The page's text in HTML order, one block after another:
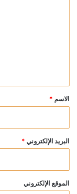
*
الاسم *
البريد الإلكتروني *
الموقع الإلكتروني